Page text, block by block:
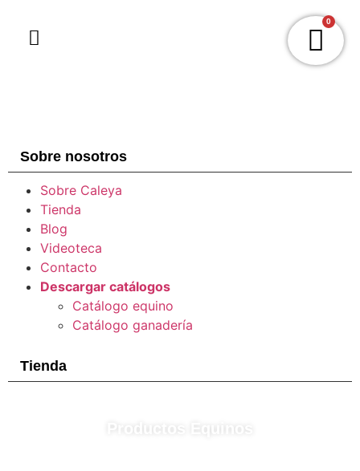
0
Sobre nosotros
Sobre Caleya
Tienda
Blog
Videoteca
Contacto
Descargar catálogos
Catálogo equino
Catálogo ganadería
Tienda